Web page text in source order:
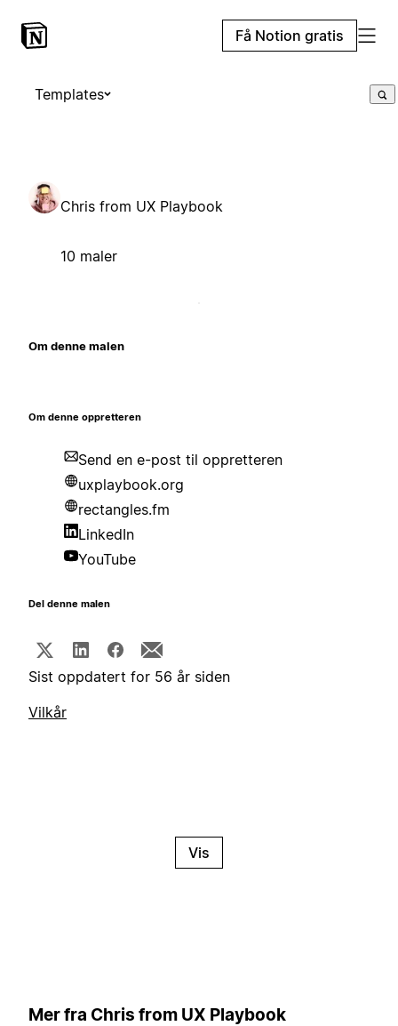
Få Notion gratis
Templates
Chris from UX Playbook
10 maler
Om denne malen
Om denne oppretteren
Send en e-post til oppretteren
uxplaybook.org
rectangles.fm
LinkedIn
YouTube
Del denne malen
Sist oppdatert for 56 år siden
Vilkår
Vis
Mer fra Chris from UX Playbook